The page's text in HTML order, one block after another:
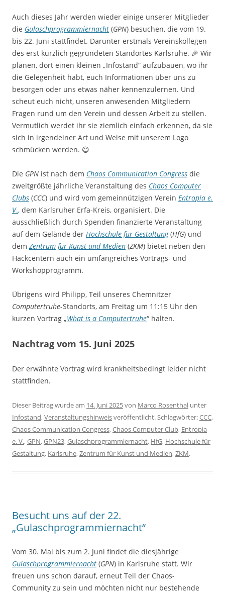
Auch dieses Jahr werden wieder einige unserer Mitglieder
die Gulaschprogrammiernacht (GPN) besuchen, die vom 19.
bis 22. Juni stattfindet. Darunter erstmals Vereinskollegen
des erst kürzlich gegründeten Standortes Karlsruhe. 🎉 Wir
planen, dort einen kleinen „Infostand“ aufzubauen, wo ihr
die Gelegenheit habt, euch Informationen über uns zu
besorgen oder uns etwas näher kennenzulernen. Und
scheut euch nicht, unseren anwesenden Mitgliedern
Fragen rund um den Verein und dessen Arbeit zu stellen.
Vermutlich werdet ihr sie ziemlich einfach erkennen, da sie
sich in irgendeiner Art und Weise mit unserem Logo
schmücken werden. 😄
Die GPN ist nach dem Chaos Communication Congress die
zweitgrößte jährliche Veranstaltung des Chaos Computer
Clubs (CCC) und wird vom gemeinnützigen Verein Entropia e.
V., dem Karlsruher Erfa-Kreis, organisiert. Die
ausschließlich durch Spenden finanzierte Veranstaltung
auf dem Gelände der Hochschule für Gestaltung(HfG) und
dem Zentrum für Kunst und Medien (ZKM) bietet neben den
Hackcentern auch ein umfangreiches Vortrags- und
Workshopprogramm.
Übrigens wird Philipp, Teil unseres Chemnitzer
Computertruhe-Standorts, am Freitag um 11:15 Uhr den
kurzen Vortrag „What is a Computertruhe“ halten.
Nachtrag vom 15. Juni 2025
Der erwähnte Vortrag wird krankheitsbedingt leider nicht
stattfinden.
Dieser Beitrag wurde am 14. Juni 2025von Marco Rosenthal unter
Infostand,Veranstaltungshinweisveröffentlicht. Schlagwörter:CCC,
Chaos Communication Congress,Chaos Computer Club, Entropia
e. V.,GPN,GPN23,Gulaschprogrammiernacht, HfG, Hochschule für
Gestaltung, Karlsruhe,Zentrum für Kunst und Medien,ZKM.
Besucht uns auf der 22.
„Gulaschprogrammiernacht“
Vom 30. Mai bis zum 2. Juni findet die diesjährige
Gulaschprogrammiernacht (GPN) in Karlsruhe statt. Wir
freuen uns schon darauf, erneut Teil der Chaos-
Community zu sein und möchten nicht nur bestehende